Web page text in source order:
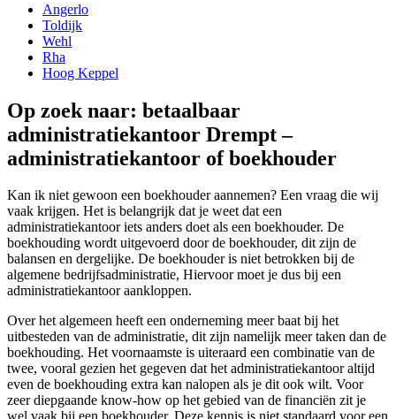
Angerlo
Toldijk
Wehl
Rha
Hoog Keppel
Op zoek naar: betaalbaar
administratiekantoor Drempt –
administratiekantoor of boekhouder
Kan ik niet gewoon een boekhouder aannemen? Een vraag die wij
vaak krijgen. Het is belangrijk dat je weet dat een
administratiekantoor iets anders doet als een boekhouder. De
boekhouding wordt uitgevoerd door de boekhouder, dit zijn de
balansen en dergelijke. De boekhouder is niet betrokken bij de
algemene bedrijfsadministratie, Hiervoor moet je dus bij een
administratiekantoor aankloppen.
Over het algemeen heeft een onderneming meer baat bij het
uitbesteden van de administratie, dit zijn namelijk meer taken dan de
boekhouding. Het voornaamste is uiteraard een combinatie van de
twee, vooral gezien het gegeven dat het administratiekantoor altijd
even de boekhouding extra kan nalopen als je dit ook wilt. Voor
zeer diepgaande know-how op het gebied van de financiën zit je